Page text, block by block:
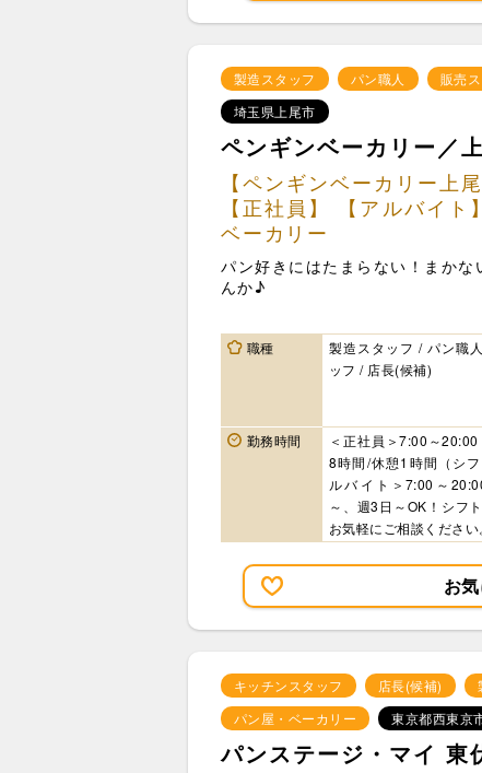
製造スタッフ パン職人 販売
埼玉県上尾市
ペンギンベーカリー／
【ペンギンベーカリー上
【正社員】 【アルバイ
ベーカリー
パン好きにはたまらない！まか
んか♪
職種
製造スタッフ / パン職
ッフ / 店長(候補)
勤務時間
＜正社員＞7:00～
8時間/休憩1時間（シ
ルバイト＞7:00～
～、週3日～OK！シフ
お気軽にご相談ください
お
キッチンスタッフ 店長(候補)
パン屋・ベーカリー
東京都西東京
パンステージ・マイ 東